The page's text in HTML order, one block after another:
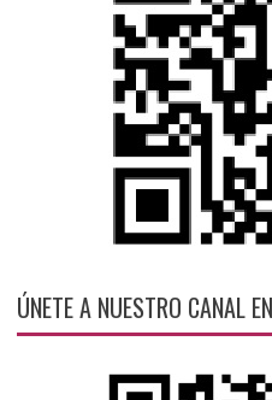
ÚNETE A NUESTRO CANAL